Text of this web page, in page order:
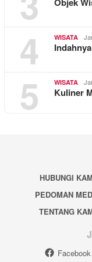
4 WISATA
5 WISATA
Kuliner
HUBUNGI
PEDOMAN
TENTANG
Facebook